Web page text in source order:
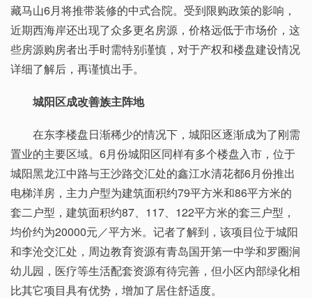
藏马山6月将推带装修的中式合院。受到限购政策的影响，
近期西海岸还出现了众多更名房源，价格远低于市场价，这
些房源购房者出手时需特别谨慎，对于产权和楼盘建设情况
详细了解后，再谨慎出手。
城阳区成改善族主阵地
在东李楼盘日渐稀少的情况下，城阳区逐渐成为了刚需
置业的主要区域。6月份城阳区同样有多个楼盘入市，位于
城阳黑龙江中路与王沙路交汇处的鑫江水清花都6月份推出
电梯洋房，主力户型为建筑面积约79平方米和86平方米的
套二户型，建筑面积约87、117、122平方米的套三户型，
均价约为20000元／平方米。记者了解到，该项目位于城阳
和李沧交汇处，周边教育资源有青岛国开第一中学和罗圈涧
幼儿园，医疗等生活配套资源有待完善，但小区内部绿化相
比其它项目具有优势，增加了居住舒适度。